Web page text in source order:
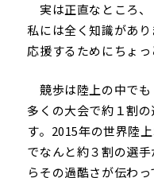
実は正直なところ、
私には全く知識があ
応援するためにちょっ
競歩は陸上の中でも
多くの大会で約１割
す。2015年の世界陸
でなんと約３割の選
らその過酷さが伝わっ